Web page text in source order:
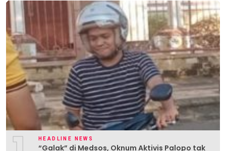
HEADLINE NEWS
“Galak” di Medsos, Oknum Aktivis Palopo tak